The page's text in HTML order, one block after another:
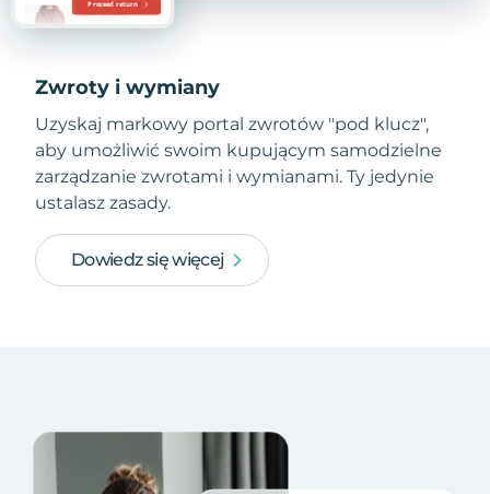
Zwroty i wymiany
Uzyskaj markowy portal zwrotów "pod klucz",
aby umożliwić swoim kupującym samodzielne
zarządzanie zwrotami i wymianami. Ty jedynie
ustalasz zasady.
Dowiedz się więcej